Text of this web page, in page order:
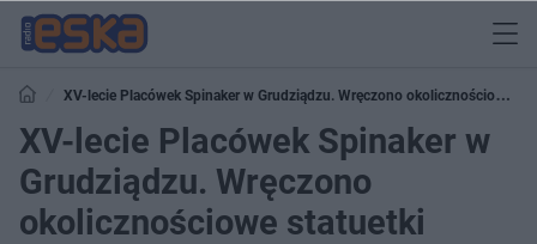
XV-lecie Placówek Spinaker w Grudziądzu. Wręczono okolicznościowe
statuetki
XV-lecie Placówek Spinaker w
Grudziądzu. Wręczono
okolicznościowe statuetki